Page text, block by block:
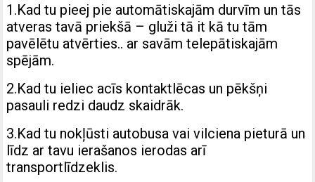
1.Kad tu pieej pie automātiskajām durvīm un tās
atveras tavā priekšā – gluži tā it kā tu tām
pavēlētu atvērties.. ar savām telepātiskajām
spējām.
2.Kad tu ieliec acīs kontaktlēcas un pēkšņi
pasauli redzi daudz skaidrāk.
3.Kad tu nokļūsti autobusa vai vilciena pieturā un
līdz ar tavu ierašanos ierodas arī
transportlīdzeklis.